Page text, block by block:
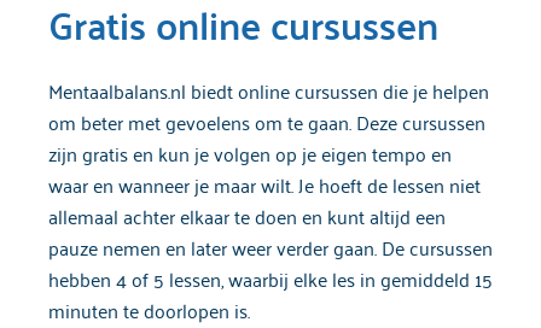
Gratis online cursussen
Mentaalbalans.nl biedt online cursussen die je helpen
om beter met gevoelens om te gaan. Deze cursussen
zijn gratis en kun je volgen op je eigen tempo en
waar en wanneer je maar wilt. Je hoeft de lessen niet
allemaal achter elkaar te doen en kunt altijd een
pauze nemen en later weer verder gaan. De cursussen
hebben 4 of 5 lessen, waarbij elke les in gemiddeld 15
minuten te doorlopen is.